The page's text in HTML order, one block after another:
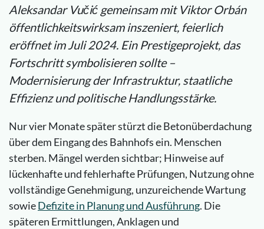
Aleksandar Vučić gemeinsam mit Viktor Orbán
öffentlichkeitswirksam inszeniert, feierlich
eröffnet im Juli 2024. Ein Prestigeprojekt, das
Fortschritt symbolisieren sollte –
Modernisierung der Infrastruktur, staatliche
Effizienz und politische Handlungsstärke.
Nur vier Monate später stürzt die Betonüberdachung
über dem Eingang des Bahnhofs ein. Menschen
sterben. Mängel werden sichtbar; Hinweise auf
lückenhafte und fehlerhafte Prüfungen, Nutzung ohne
vollständige Genehmigung, unzureichende Wartung
sowieDefizite in Planung und Ausführung. Die
späteren Ermittlungen, Anklagen und